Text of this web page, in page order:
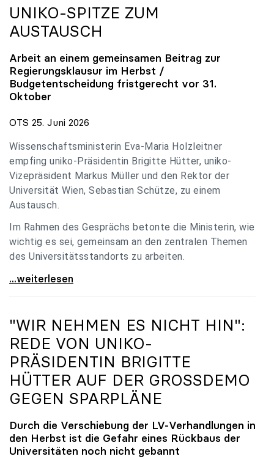
UNIKO-SPITZE ZUM
AUSTAUSCH
Arbeit an einem gemeinsamen Beitrag zur
Regierungsklausur im Herbst /
Budgetentscheidung fristgerecht vor 31.
Oktober
OTS 25. Juni 2026
Wissenschaftsministerin Eva-Maria Holzleitner
empfing uniko-Präsidentin Brigitte Hütter, uniko-
Vizepräsident Markus Müller und den Rektor der
Universität Wien, Sebastian Schütze, zu einem
Austausch.
Im Rahmen des Gesprächs betonte die Ministerin, wie
wichtig es sei, gemeinsam an den zentralen Themen
des Universitätsstandorts zu arbeiten.
Holzleitner empfing uniko-Spitze zum Austausch
...weiterlesen
"WIR NEHMEN ES NICHT HIN":
REDE VON UNIKO-
PRÄSIDENTIN BRIGITTE
HÜTTER AUF DER GROSSDEMO G
EGEN SPARPLÄNE
Durch die Verschiebung der LV-Verhandlungen in
den Herbst ist die Gefahr eines Rückbaus der
Universitäten noch nicht gebannt